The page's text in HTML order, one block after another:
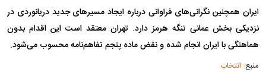
ایران همچنین نگرانی‌های فراوانی درباره ایجاد مسیر‌های جدید دریانوردی در
نزدیکی بخش عمانی تنگه هرمز دارد. تهران معتقد است این اقدام بدون
هماهنگی با ایران انجام شده و نقض ماده پنجم تفاهم‌نامه محسوب می‌شود.
منبع: انتخاب